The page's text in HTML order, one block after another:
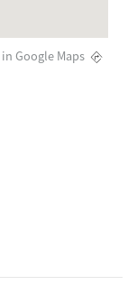
Google Maps